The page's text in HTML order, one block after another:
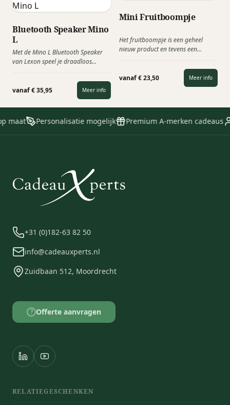
Bluetooth Speaker Mino
L
Met de Mino L Bluetooth Speaker
van Lexon speel je draadloos
smartphone of tablet. Tevens kun je
met deze speaker handsfree een
gesprek voeren van je smartphone
en zelfs heeft de Mino een
Selfiefunctie!
vanaf € 35,95 Meer info
Mini Fruitboompje
Het fruitboompje is een geheel
nieuw product en tevens een
Maatschappelijk Verantwoord
Ondernemen stimuleert!
Verkrijgbaar als appel-, peren- en
vanaf € 23,50 Meer info
maat Personalisatie mogelijk Premium A-merken cadeaus
+31 (0)182-63 82 50
info@cadeauxperts.nl
Zuidbaan 512, Moordrecht
? Offerte aanvragen
RELATIEGESCHENKEN